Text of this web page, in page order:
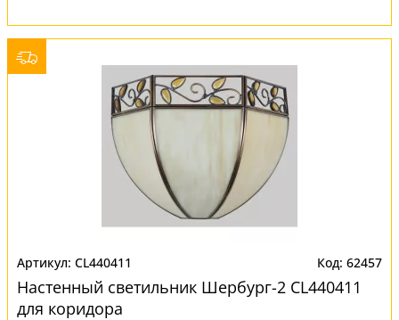
CL440411 62457
Настенный светильник Шербург-2 CL440411
для коридора